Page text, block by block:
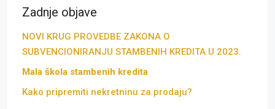
Zadnje objave
NOVI KRUG PROVEDBE ZAKONA O
SUBVENCIONIRANJU STAMBENIH KREDITA U 2023.
Mala škola stambenih kredita
Kako pripremiti nekretninu za prodaju?